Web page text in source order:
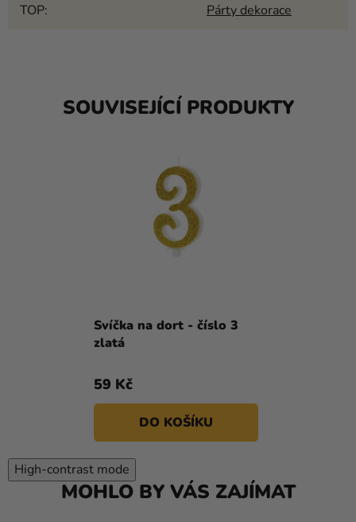
TOP: Párty dekorace
SOUVISEJÍCÍ PRODUKTY
Svíčka na dort - číslo 3
zlatá
59 Kč
DO KOŠÍKU
High-contrast mode
MOHLO BY VÁS ZAJÍMAT